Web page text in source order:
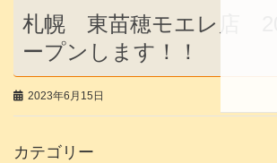
札幌 東苗穂モエレ店
ープンします！！
2023年6月15日
カテゴリー